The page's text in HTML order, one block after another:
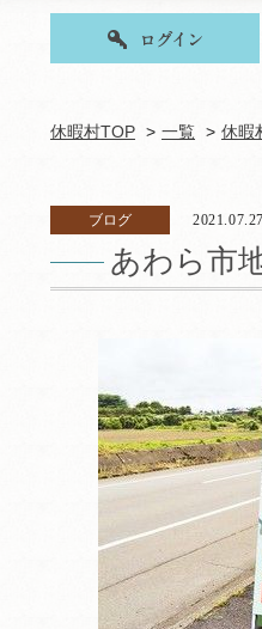
休暇村TOP 一覧 休暇
ブログ 2021.07.27
あわら市